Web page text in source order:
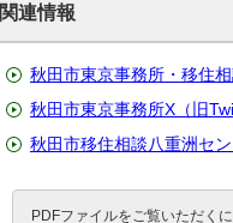
関連情報
秋田市東京事務所・移住
秋田市東京事務所X（旧
秋田市移住相談八重洲セン
PDFファイルをご覧いただく